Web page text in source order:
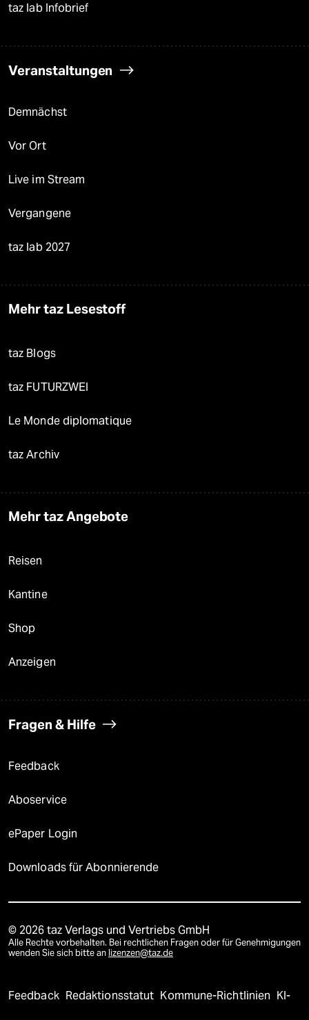
taz lab Infobrief
Veranstaltungen
Demnächst
Vor Ort
Live im Stream
Vergangene
taz lab 2027
Mehr taz Lesestoff
taz Blogs
taz FUTURZWEI
Le Monde diplomatique
taz Archiv
Mehr taz Angebote
Reisen
Kantine
Shop
Anzeigen
Fragen & Hilfe
Feedback
Aboservice
ePaper Login
Downloads für Abonnierende
© 2026 taz Verlags und Vertriebs GmbH
Alle Rechte vorbehalten. Bei rechtlichen Fragen oder für Genehmigungen
wenden Sie sich bitte an lizenzen@taz.de
Feedback Redaktionsstatut Kommune-Richtlinien KI-